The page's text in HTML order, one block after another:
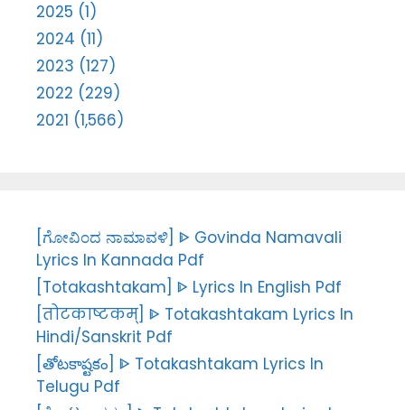
2025 (1)
2024 (11)
2023 (127)
2022 (229)
2021 (1,566)
[ಗೋವಿಂದ ನಾಮಾವಳಿ] ᐈ Govinda Namavali
Lyrics In Kannada Pdf
[Totakashtakam] ᐈ Lyrics In English Pdf
[तोटकाष्टकम्] ᐈ Totakashtakam Lyrics In
Hindi/Sanskrit Pdf
[తోటకాష్టకం] ᐈ Totakashtakam Lyrics In
Telugu Pdf